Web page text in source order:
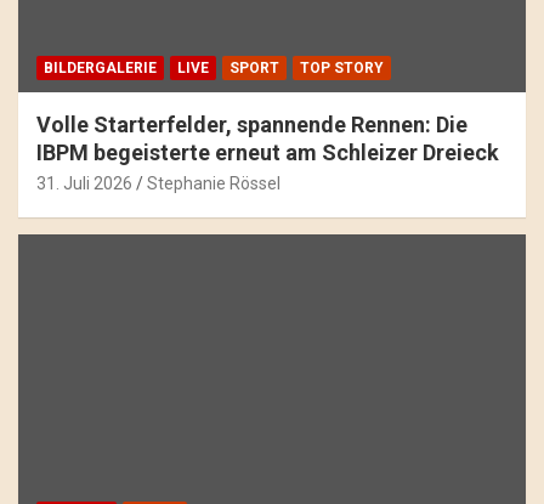
BILDERGALERIE LIVE SPORT TOP STORY
Volle Starterfelder, spannende Rennen: Die
IBPM begeisterte erneut am Schleizer Dreieck
31. Juli 2026 Stephanie Rössel